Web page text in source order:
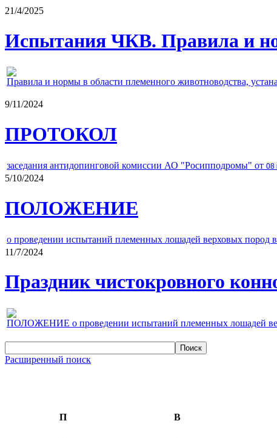
21/4/2025
Испытания ЧКВ. Правила и
Правила и нормы в области племенного животноводства,
9/11/2024
ПРОТОКОЛ
заседания антидопинговой комиссии АО "Росипподромы" от 08
5/10/2024
ПОЛОЖЕНИЕ
о проведении испытаний племенных лошадей верховых пород
11/7/2024
Праздник чистокровного
ПОЛОЖЕНИЕ о проведении испытаний племенных лошадей
Расширенный поиск
П В